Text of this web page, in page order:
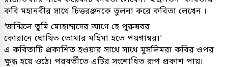
কবি মহানবীর সাথে চিত্তরঞ্জনকে তুলনা করে কবিতা লেখেন ।
‘জন্মিলে তুমি মোহাম্মদের আগে হে পুরুষবর
কোরানে ঘোষিত তোমার মহিমা হতে পয়গাম্বর।'
এ কবিতাটি প্রকাশিত হওয়ার সাথে সাথে মুসলিমরা কবির ওপর
ক্ষুব্ধ হয়ে ওঠে। পরবর্তীতে এটির সংশোধিত রূপ প্রকাশ পায়।